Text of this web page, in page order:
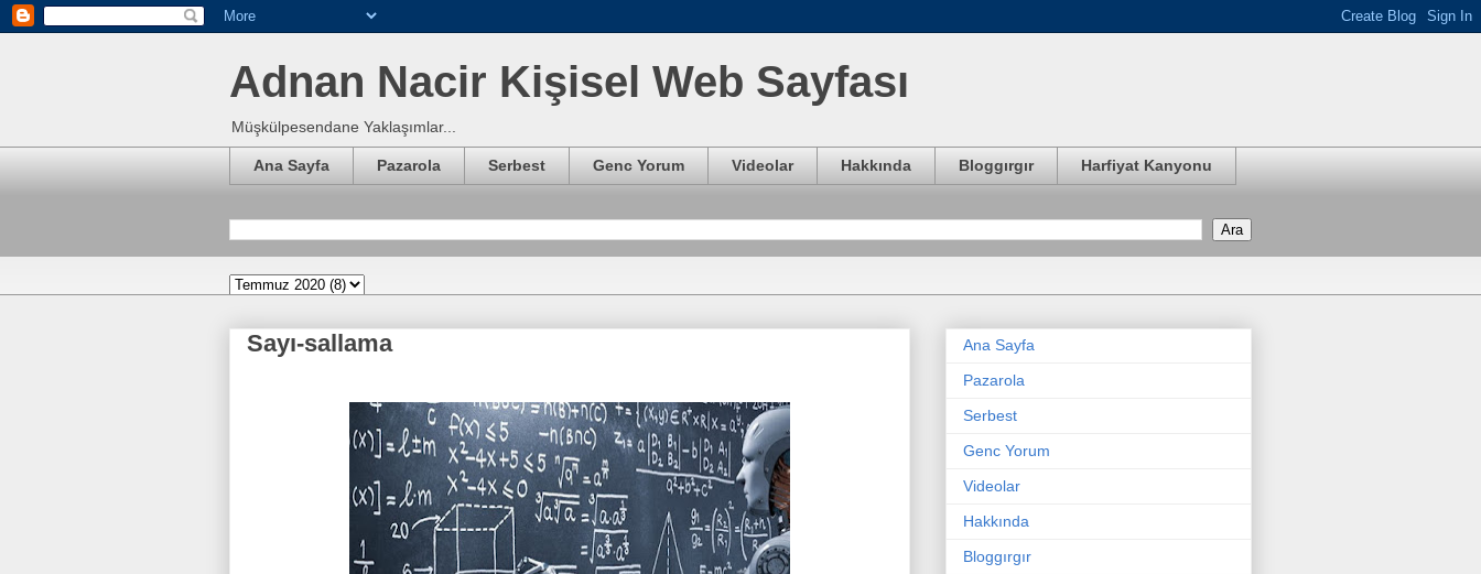
Adnan Nacir Kişisel Web Sayfası
Müşkülpesendane Yaklaşımlar...
Ana Sayfa Pazarola Serbest Genc Yorum Videolar Hakkında Bloggırgır Harfiyat Kanyonu
Sayı-sallama
Ana Sayfa
Pazarola
Serbest
Genc Yorum
Videolar
Hakkında
Bloggırgır